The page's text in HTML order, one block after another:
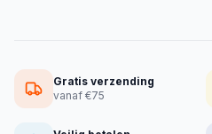
Gratis verzending
vanaf €75